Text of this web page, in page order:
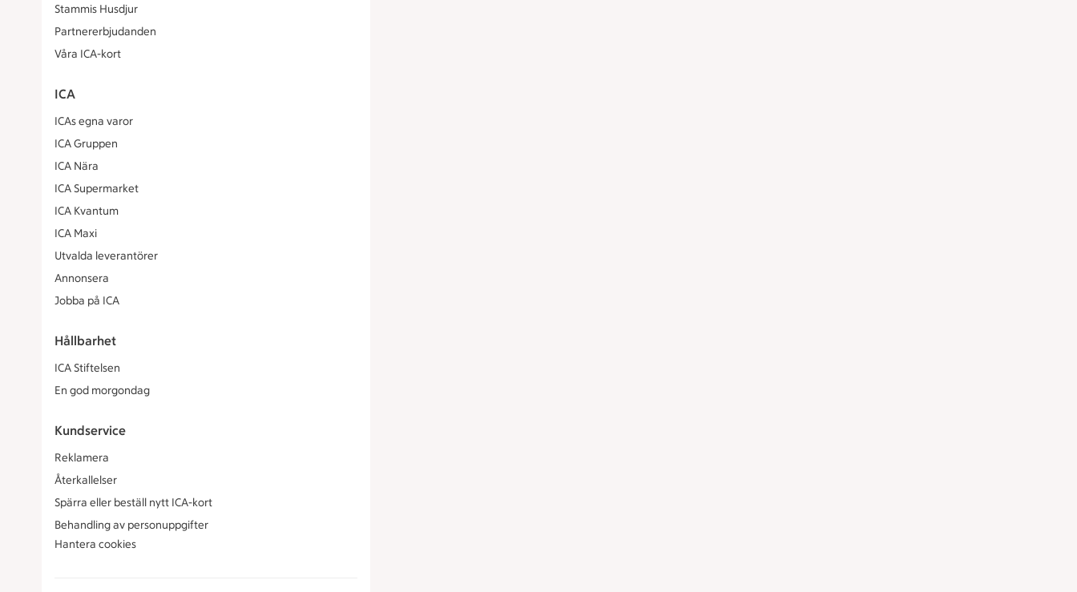
Stammis Husdjur
Partnererbjudanden
Våra ICA-kort
ICA
ICAs egna varor
ICA Gruppen
ICA Nära
ICA Supermarket
ICA Kvantum
ICA Maxi
Utvalda leverantörer
Annonsera
Jobba på ICA
Hållbarhet
ICA Stiftelsen
En god morgondag
Kundservice
Reklamera
Återkallelser
Spärra eller beställ nytt ICA-kort
Behandling av personuppgifter
Hantera cookies